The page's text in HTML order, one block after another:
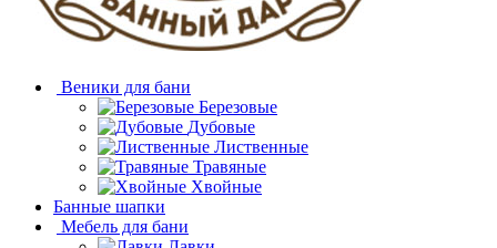
Веники для бани
Березовые
Дубовые
Лиственные
Травяные
Хвойные
Банные шапки
Мебель для бани